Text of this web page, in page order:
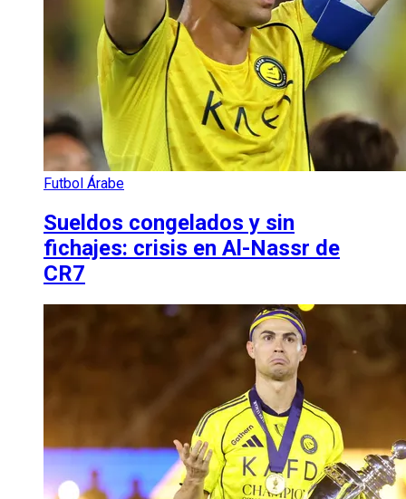
Futbol Árabe
Sueldos congelados y sin
fichajes: crisis en Al-Nassr de
CR7